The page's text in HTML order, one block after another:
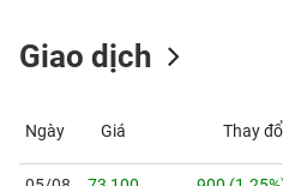
Giao dịch
Ngày Giá Thay
CÁ
NHÂN